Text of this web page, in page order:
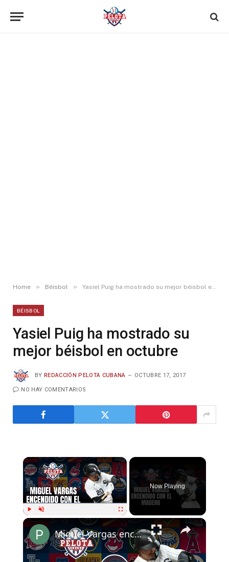
Home » Béisbol » Yasiel Puig ha mostrado su mejor béisbol en octubre
BÉISBOL
Yasiel Puig ha mostrado su
mejor béisbol en octubre
BY REDACCIÓN PELOTA CUBANA OCTUBRE 17, 2017
NO HAY COMENTARIOS
Play Unmute Fullscreen
Now Playing
Miguel Vargas encendido con el madero